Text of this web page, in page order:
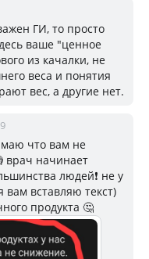
ГИ, то просто
ваше "ценное
из качалки, не
веса и понятия
вес, а другие нет.
что вам не
врач начинает
людей❗ не у
вам вставляю текст)
продукта 🤔